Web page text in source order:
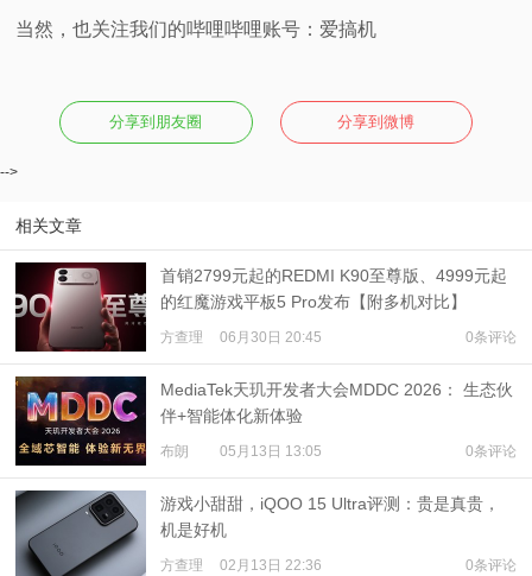
当然，也关注我们的哔哩哔哩账号：爱搞机
分享到朋友圈 分享到微博
-->
相关文章
首销2799元起的REDMI K90至尊版、4999元起
的红魔游戏平板5 Pro发布【附多机对比】
方查理 06月30日 20:45 0条评论
MediaTek天玑开发者大会MDDC 2026： 生态伙
伴+智能体化新体验
布朗 05月13日 13:05 0条评论
游戏小甜甜，iQOO 15 Ultra评测：贵是真贵，
机是好机
方查理 02月13日 22:36 0条评论